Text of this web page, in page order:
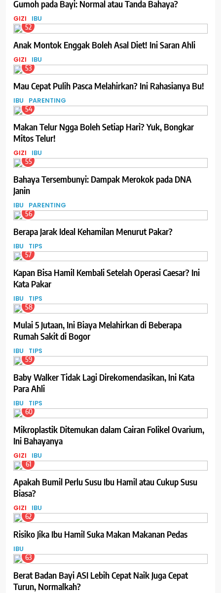
Gumoh pada Bayi: Normal atau Tanda Bahaya?
GIZI IBU
52
Anak Montok Enggak Boleh Asal Diet! Ini Saran Ahli
GIZI IBU
53
Mau Cepat Pulih Pasca Melahirkan? Ini Rahasianya Bu!
IBU PARENTING
54
Makan Telur Ngga Boleh Setiap Hari? Yuk, Bongkar
Mitos Telur!
GIZI IBU
55
Bahaya Tersembunyi: Dampak Merokok pada DNA
Janin
IBU PARENTING
56
Berapa Jarak Ideal Kehamilan Menurut Pakar?
IBU TIPS
57
Kapan Bisa Hamil Kembali Setelah Operasi Caesar? Ini
Kata Pakar
IBU TIPS
58
Mulai 5 Jutaan, Ini Biaya Melahirkan di Beberapa
Rumah Sakit di Bogor
IBU TIPS
59
Baby Walker Tidak Lagi Direkomendasikan, Ini Kata
Para Ahli
IBU TIPS
60
Mikroplastik Ditemukan dalam Cairan Folikel Ovarium,
Ini Bahayanya
GIZI IBU
61
Apakah Bumil Perlu Susu Ibu Hamil atau Cukup Susu
Biasa?
GIZI IBU
62
Risiko Jika Ibu Hamil Suka Makan Makanan Pedas
IBU
63
Berat Badan Bayi ASI Lebih Cepat Naik Juga Cepat
Turun, Normalkah?